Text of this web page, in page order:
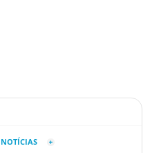
NOTÍCIAS